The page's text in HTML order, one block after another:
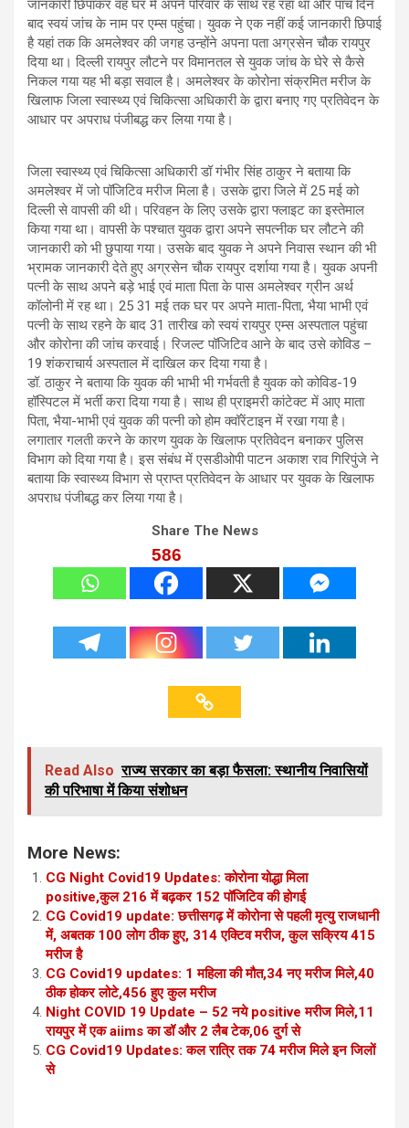
जानकारी छिपाकर वह घर में अपने परिवार के साथ रह रहा था और पांच दिन
बाद स्वयं जांच के नाम पर एम्स पहुंचा। युवक ने एक नहीं कई जानकारी छिपाई
है यहां तक कि अमलेश्वर की जगह उन्होंने अपना पता अग्रसेन चौक रायपुर
दिया था। दिल्ली रायपुर लौटने पर विमानतल से युवक जांच के घेरे से कैसे
निकल गया यह भी बड़ा सवाल है। अमलेश्वर के कोरोना संक्रमित मरीज के
खिलाफ जिला स्वास्थ्य एवं चिकित्सा अधिकारी के द्वारा बनाए गए प्रतिवेदन के
आधार पर अपराध पंजीबद्ध कर लिया गया है।
जिला स्वास्थ्य एवं चिकित्सा अधिकारी डॉ गंभीर सिंह ठाकुर ने बताया कि
अमलेश्वर में जो पॉजिटिव मरीज मिला है। उसके द्वारा जिले में 25 मई को
दिल्ली से वापसी की थी। परिवहन के लिए उसके द्वारा फ्लाइट का इस्तेमाल
किया गया था। वापसी के पश्चात युवक द्वारा अपने सपत्नीक घर लौटने की
जानकारी को भी छुपाया गया। उसके बाद युवक ने अपने निवास स्थान की भी
भ्रामक जानकारी देते हुए अग्रसेन चौक रायपुर दर्शाया गया है। युवक अपनी
पत्नी के साथ अपने बड़े भाई एवं माता पिता के पास अमलेश्वर ग्रीन अर्थ
कॉलोनी में रह था। 25 31 मई तक घर पर अपने माता-पिता, भैया भाभी एवं
पत्नी के साथ रहने के बाद 31 तारीख को स्वयं रायपुर एम्स अस्पताल पहुंचा
और कोरोना की जांच करवाई। रिजल्ट पॉजिटिव आने के बाद उसे कोविड –
19 शंकराचार्य अस्पताल में दाखिल कर दिया गया है।
डॉ. ठाकुर ने बताया कि युवक की भाभी भी गर्भवती है युवक को कोविड-19
हॉस्पिटल में भर्ती करा दिया गया है। साथ ही प्राइमरी कांटेक्ट में आए माता
पिता, भैया-भाभी एवं युवक की पत्नी को होम क्वॉरेंटाइन में रखा गया है।
लगातार गलती करने के कारण युवक के खिलाफ प्रतिवेदन बनाकर पुलिस
विभाग को दिया गया है। इस संबंध में एसडीओपी पाटन अकाश राव गिरिपुंजे ने
बताया कि स्वास्थ्य विभाग से प्राप्त प्रतिवेदन के आधार पर युवक के खिलाफ
अपराध पंजीबद्ध कर लिया गया है।
Share The News
586
Read Also राज्य सरकार का बड़ा फैसला: स्थानीय निवासियों
की परिभाषा में किया संशोधन
More News:
CG Night Covid19 Updates: कोरोना योद्धा मिला
positive,कुल 216 में बढ़कर 152 पॉजिटिव की होगई
CG Covid19 update: छत्तीसगढ़ में कोरोना से पहली मृत्यु राजधानी
में, अबतक 100 लोग ठीक हुए, 314 एक्टिव मरीज, कुल सक्रिय 415
मरीज है
CG Covid19 updates: 1 महिला की मौत,34 नए मरीज मिले,40
ठीक होकर लोटे,456 हुए कुल मरीज
Night COVID 19 Update – 52 नये positive मरीज मिले,11
रायपुर में एक aiims का डॉ और 2 लैब टेक,06 दुर्ग से
CG Covid19 Updates: कल रात्रि तक 74 मरीज मिले इन जिलों
से